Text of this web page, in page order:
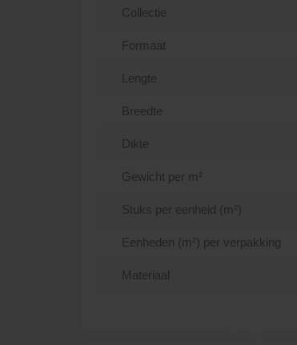
Collectie
Formaat
Lengte
Breedte
Dikte
Gewicht per m²
Stuks per eenheid (m²)
Eenheden (m²) per verpakking
Materiaal